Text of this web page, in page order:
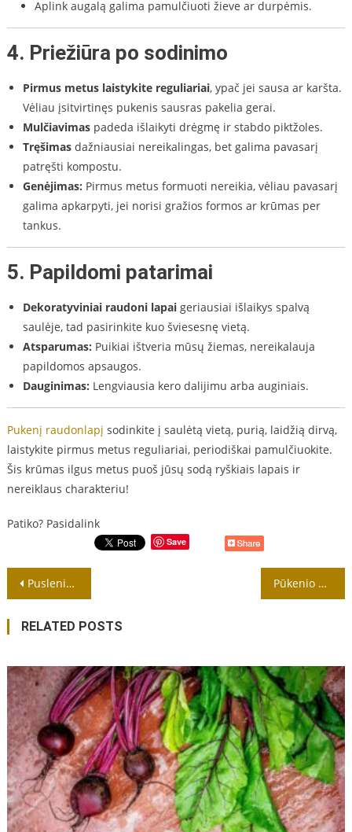
Aplink augalą galima pamulčiuoti žieve ar durpėmis.
4. Priežiūra po sodinimo
Pirmus metus laistykite reguliariai, ypač jei sausa ar karšta.
Vėliau įsitvirtinęs pukenis sausras pakelia gerai.
Mulčiavimaspadeda išlaikyti drėgmę ir stabdo piktžoles.
Tręšimasdažniausiai nereikalingas, bet galima pavasarį
patręšti kompostu.
Genėjimas: Pirmus metus formuoti nereikia, vėliau pavasarį
galima apkarpyti, jei norisi gražios formos ar krūmas per
tankus.
5. Papildomi patarimai
Dekoratyviniai raudoni lapaigeriausiai išlaikys spalvą
saulėje, tad pasirinkite kuo šviesesnę vietą.
Atsparumas: Puikiai ištveria mūsų žiemas, nereikalauja
papildomos apsaugos.
Dauginimas: Lengviausia kero dalijimu arba auginiais.
Pukenį raudonlapį sodinkite į saulėtą vietą, purią, laidžią dirvą,
laistykite pirmus metus reguliariai, periodiškai pamulčiuokite.
Šis krūmas ilgus metus puoš jūsų sodą ryškiais lapais ir
nereiklaus charakteriu!
Patiko? Pasidalink
Save
Navigacija
tarp
įrašų
Puslenis (Physocarpus) – dekoratyvus, nepretenzingas krūmas Pūkenio genėjimas: kada ir kaip?
RELATED POSTS